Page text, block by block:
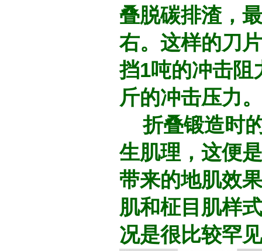
叠脱碳排渣，
右。这样的刀
挡1吨的冲击阻
斤的冲击压力。
折叠锻造时
生肌理，这便
带来的地肌效
肌和柾目肌样
况是很比较罕